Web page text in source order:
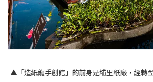
▲「造紙龍手創館」的前身是埔里紙廠，經轉